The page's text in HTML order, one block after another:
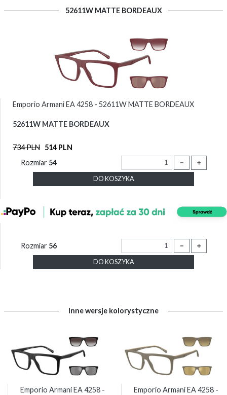
52611W MATTE BORDEAUX
Emporio Armani EA 4258 - 52611W MATTE BORDEAUX
52611W MATTE BORDEAUX
734 PLN 514 PLN
Rozmiar 54 － ＋
DO KOSZYKA
Rozmiar 56 － ＋
DO KOSZYKA
Inne wersje kolorystyczne
Emporio Armani EA 4258 -
Emporio Armani EA 4258 -